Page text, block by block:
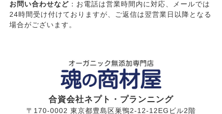
お問い合わせなど：お電話は営業時間内に対応、メールでは
24時間受け付けておりますが、ご返信は翌営業日以降となる
場合がございます。
合資会社ネプト・プランニング
〒170-0002 東京都豊島区巣鴨2-12-12EGビル2階